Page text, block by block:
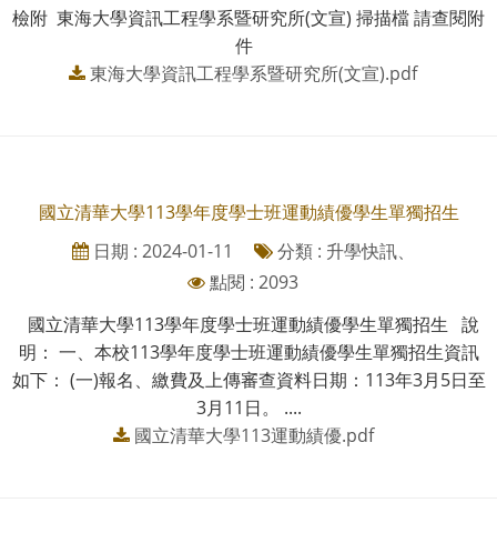
檢附 東海大學資訊工程學系暨研究所(文宣) 掃描檔 請查閱附
件
東海大學資訊工程學系暨研究所(文宣).pdf
國立清華大學113學年度學士班運動績優學生單獨招生
日期 : 2024-01-11
分類 : 升學快訊、
點閱 : 2093
國立清華大學113學年度學士班運動績優學生單獨招生 說
明： 一、本校113學年度學士班運動績優學生單獨招生資訊
如下： (一)報名、繳費及上傳審查資料日期：113年3月5日至
3月11日。 ....
國立清華大學113運動績優.pdf